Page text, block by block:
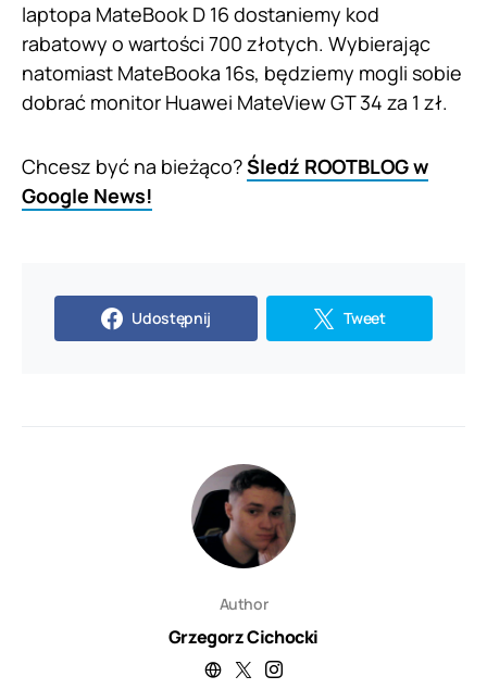
laptopa MateBook D 16 dostaniemy kod
rabatowy o wartości 700 złotych. Wybierając
natomiast MateBooka 16s, będziemy mogli sobie
dobrać monitor Huawei MateView GT 34 za 1 zł.
Chcesz być na bieżąco?Śledź ROOTBLOG w
Google News!
Udostępnij Tweet
Author
Grzegorz Cichocki